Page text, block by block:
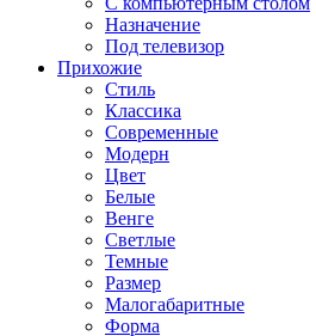
Назначение
Под телевизор
Прихожие
Стиль
Классика
Современные
Модерн
Цвет
Белые
Венге
Светлые
Темные
Размер
Малогабаритные
Форма